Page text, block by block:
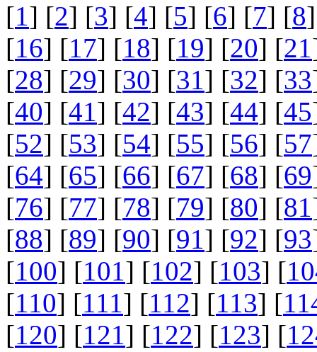
[1] [2] [3] [4] [5] [6] [7] [8
[16] [17] [18] [19] [20] [21
[28] [29] [30] [31] [32] [33
[40] [41] [42] [43] [44] [45
[52] [53] [54] [55] [56] [57
[64] [65] [66] [67] [68] [69
[76] [77] [78] [79] [80] [81
[88] [89] [90] [91] [92] [93
[100] [101] [102] [103] [
[110] [111] [112] [113] [
[120] [121] [122] [123] [